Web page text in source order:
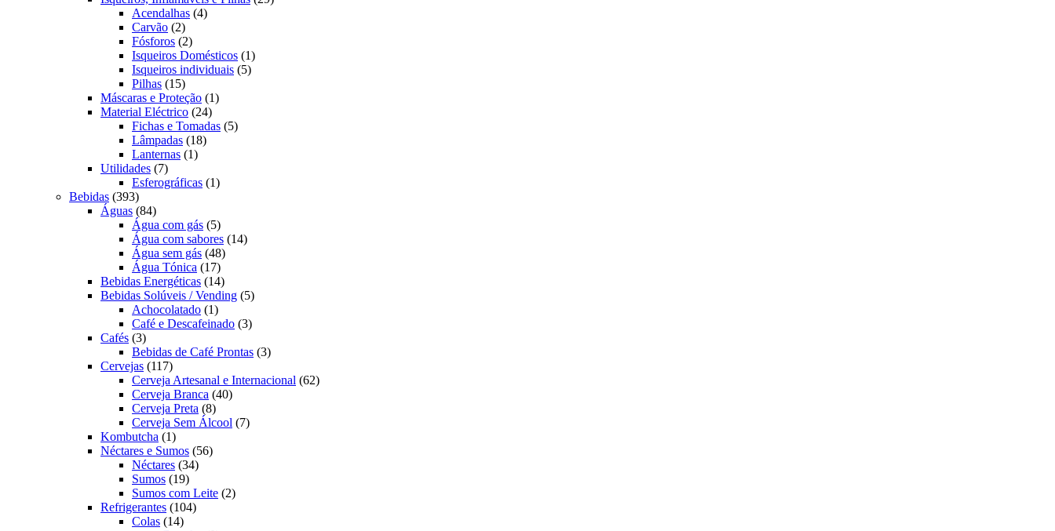
Acendalhas 44
Carvão 22
produtos
Fósforos 22
produtos
Isqueiros Domésticos 11
produto
Isqueiros individuais 55
Pilhas 1515
produtos
Máscaras e Proteção 11
Material Eléctrico 2424
produtos
Fichas e Tomadas 55
Lâmpadas 1818
Lanternas 11
Utilidades 77
produtos
Esferográficas 11
Bebidas 393393
produtos
Águas 8484
produtos
Água com gás 55
produtos
Água com sabores 1414
Água sem gás 4848
Água Tónica 1717
produtos
Bebidas Energéticas 1414
produtos
Bebidas Solúveis / Vending 55
Achocolatado 11
produto
Café e Descafeinado 33
Cafés 33
produtos
Bebidas de Café Prontas 33
Cervejas 117117
produtos
Cerveja Artesanal e Internacional 6262
Cerveja Branca 4040
Cerveja Preta 88
produtos
Cerveja Sem Álcool 77
Kombutcha 11
produto
Néctares e Sumos 5656
Néctares 3434
Sumos 1919
produtos
Sumos com Leite 22
Refrigerantes 104104
Colas 1414